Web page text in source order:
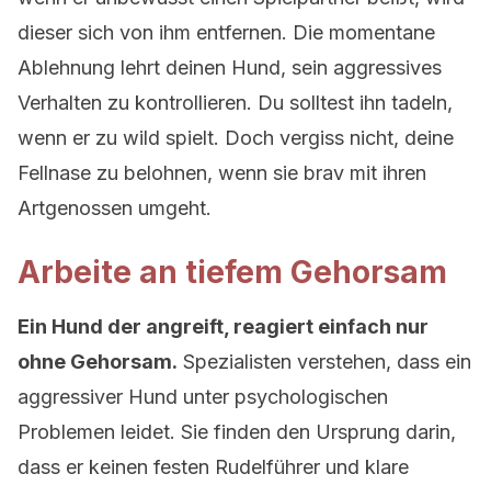
dieser sich von ihm entfernen. Die momentane
Ablehnung lehrt deinen Hund, sein aggressives
Verhalten zu kontrollieren. Du solltest ihn tadeln,
wenn er zu wild spielt. Doch vergiss nicht, deine
Fellnase zu belohnen, wenn sie brav mit ihren
Artgenossen umgeht.
Arbeite an tiefem Gehorsam
Ein Hund der angreift, reagiert einfach nur
ohne Gehorsam. Spezialisten verstehen, dass ein
aggressiver Hund unter psychologischen
Problemen leidet. Sie finden den Ursprung darin,
dass er keinen festen Rudelführer und klare